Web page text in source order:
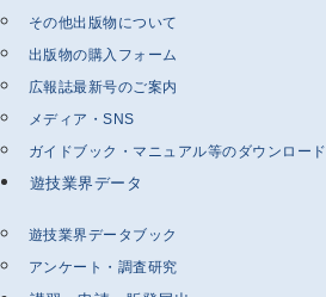
その他出版物について
出版物の購入フォーム
広報誌最新号のご案内
メディア・SNS
ガイドブック・マニュアル等のダウンロード
遊技業界データ
遊技業界データブック
アンケート・調査研究